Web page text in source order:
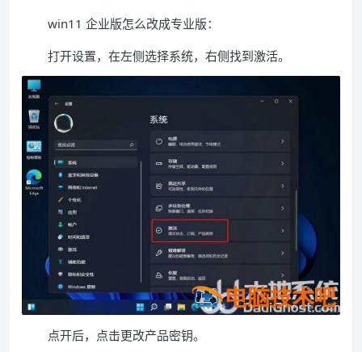
win11 企业版怎么改成专业版：
打开设置，在左侧选择系统，右侧找到激活。
点开后，点击更改产品密钥。